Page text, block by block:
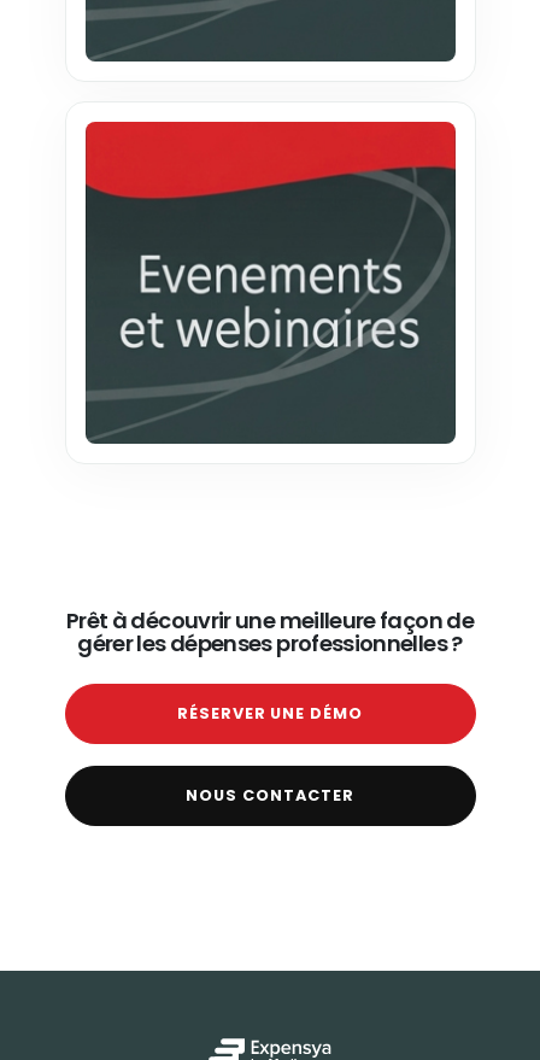
Prêt à découvrir une meilleure façon de
gérer les dépenses professionnelles ?
RÉSERVER UNE DÉMO
NOUS CONTACTER